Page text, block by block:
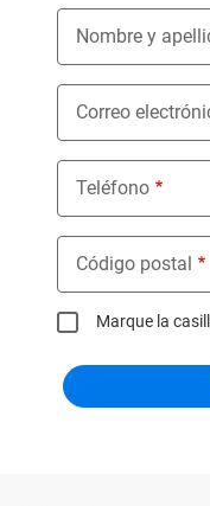
Nombre y
Correo
Teléfono
Código postal
Marque la